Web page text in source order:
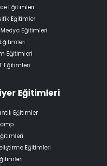
Eğitimleri
Eğitimler
Eğitimleri
Eğitimleri
Eğitimleri
Eğitimleri
Eğitimleri
Eğitimler
Eğitimleri